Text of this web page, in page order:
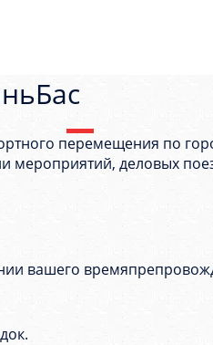
перемещения по
мероприятий, деловых
вашего